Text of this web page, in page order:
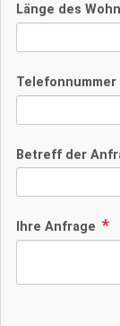
Länge des
Betreff der
Ihre Anfrage